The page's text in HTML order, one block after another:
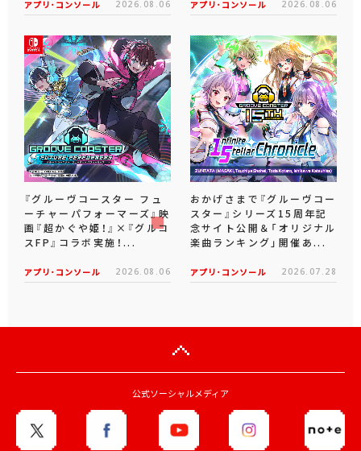
アプリ･コンソール 2026.08.06 アプリ･コンソール 2026.08.06
『グルーヴコースター フュ
ーチャーパフォーマーズ』映
画『超かぐや姫！』×『グルコ
スFP』コラボ実施！...
アプリ･コンソール 2026.08.06
おかげさまで『グルーヴコー
スター』シリーズ15周年記
念サイト公開＆「オリジナル
楽曲ランキング」開催あ...
アプリ･コンソール 2026.07.28
公式ソーシャルメディア